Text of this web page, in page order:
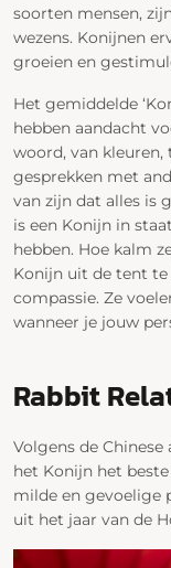
soorten mensen,
wezens. Konijnen
groeien en
Het gemiddelde
hebben aandacht
woord, van
gesprekken met
van zijn dat alles is
is een Konijn in
hebben. Hoe kalm
Konijn uit de tent te
compassie. Ze
wanneer je jouw
Rabbit
Volgens de
het Konijn het
milde en gevoelige
uit het jaar van de